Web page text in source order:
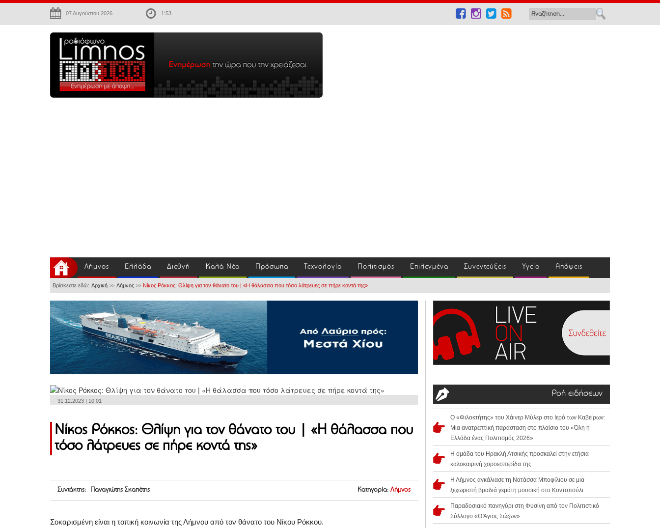
07 Αυγούστου 2026 1:53
Λήμνος Ελλάδα Διεθνή Καλά Νέα Πρόσωπα Τεχνολογία Πολιτισμός Επιλεγμένα Συνεντεύξεις Υγεία Απόψεις
Βρίσκεστε εδώ: Αρχική >> Λήμνος >> Νίκος Ρόκκος: Θλίψη για τον θάνατο του | «Η θάλασσα που τόσο λάτρευες σε πήρε κοντά της»
31.12.2023 | 10:01
Νίκος Ρόκκος: Θλίψη για τον θάνατο του | «Η θάλασσα που
τόσο λάτρευες σε πήρε κοντά της»
Συντάκτης: Παναγιώτης Σκαπέτης Κατηγορία: Λήμνος
Σοκαρισμένη είναι η τοπική κοινωνία της Λήμνου από τον θάνατο του Νίκου Ρόκκου.
Ροή ειδήσεων
Ο «Φιλοκτήτης» του Χάινερ Μύλερ στο Ιερό των Καβείρων:
Μια ανατρεπτική παράσταση στο πλαίσιο του «Όλη η
Ελλάδα ένας Πολιτισμός 2026»
Η ομάδα του Ηρακλή Ατσικής προσκαλεί στην ετήσια
καλοκαιρινή χοροεσπερίδα της
Η Λήμνος αγκάλιασε τη Νατάσσα Μποφίλιου σε μια
ξεχωριστή βραδιά γεμάτη μουσική στο Κοντοπούλι
Παραδοσιακό πανηγύρι στη Φυσίνη από τον Πολιτιστικό
Σύλλογο «Ο Άγιος Σώζων»